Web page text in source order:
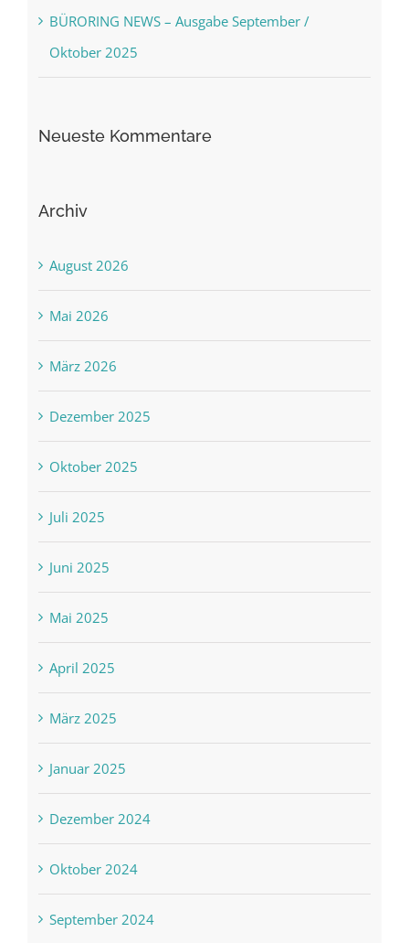
BÜRORING NEWS – Ausgabe September /
Oktober 2025
Neueste Kommentare
Archiv
August 2026
Mai 2026
März 2026
Dezember 2025
Oktober 2025
Juli 2025
Juni 2025
Mai 2025
April 2025
März 2025
Januar 2025
Dezember 2024
Oktober 2024
September 2024